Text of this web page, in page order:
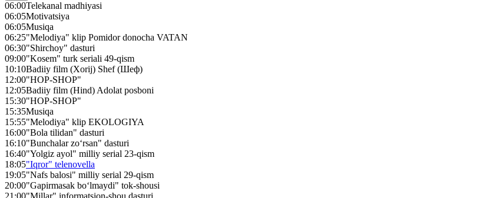
06:00Telekanal madhiyasi
06:05Motivatsiya
06:05Musiqa
06:25"Melodiya" klip Pomidor donocha VATAN
06:30"Shirchoy" dasturi
09:00"Kosem" turk seriali 49-qism
10:10Badiiy film (Xorij) Shef (Шеф)
12:00"HOP-SHOP"
12:05Badiiy film (Hind) Adolat posboni
15:30"HOP-SHOP"
15:35Musiqa
15:55"Melodiya" klip EKOLOGIYA
16:00"Bola tilidan" dasturi
16:10"Bunchalar zo‘rsan" dasturi
16:40"Yolgiz ayol" milliy serial 23-qism
18:05"Iqror" telenovella
19:05"Nafs balosi" milliy serial 29-qism
20:00"Gapirmasak bo‘lmaydi" tok-shousi